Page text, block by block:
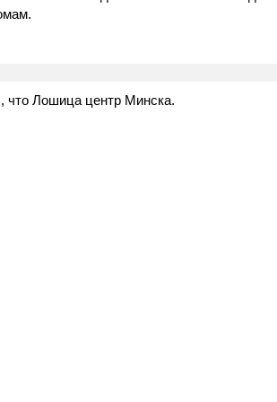
что Лошица центр Минска.